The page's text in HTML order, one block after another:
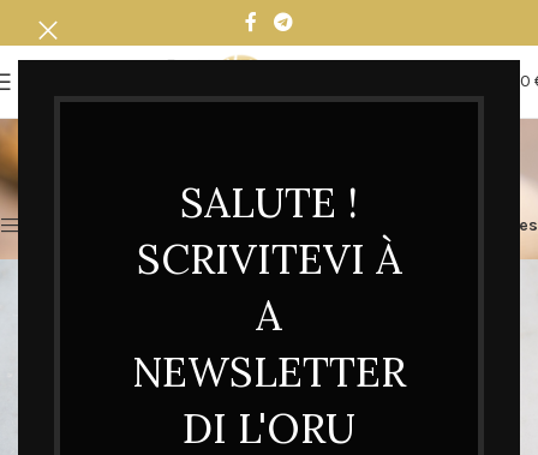
SALUTE !
SCRIVITEVI À
A
NEWSLETTER
DI L'ORU
0,00
Accueil 4 résultats affichés
Afficher la barre latérale Filtres